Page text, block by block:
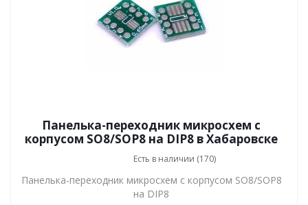
Панелька-переходник микросхем с
корпусом SO8/SOP8 на DIP8 в Хабаровске
Есть в наличии (170)
Панелька-переходник микросхем с корпусом SO8/SOP8
на DIP8